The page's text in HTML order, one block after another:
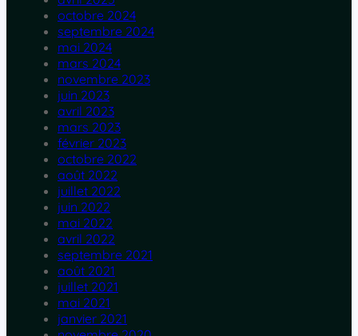
octobre 2024
septembre 2024
mai 2024
mars 2024
novembre 2023
juin 2023
avril 2023
mars 2023
février 2023
octobre 2022
août 2022
juillet 2022
juin 2022
mai 2022
avril 2022
septembre 2021
août 2021
juillet 2021
mai 2021
janvier 2021